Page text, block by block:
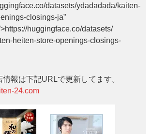
datasets/ydadadada/kaiten-
closings-ja”
huggingface.co/datasets/
heiten-store-openings-closings-
報は下記URLで更新してます。
24.com